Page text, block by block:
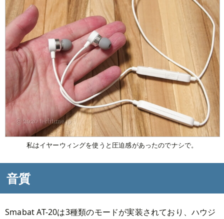
私はイヤーウィングを使うと圧迫感があったのでナシで。
音質
Smabat AT-20は3種類のモードが実装されており、ハウジ